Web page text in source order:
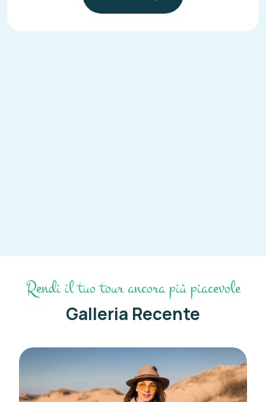
Rendi il tuo tour ancora più piacevole
Galleria Recente